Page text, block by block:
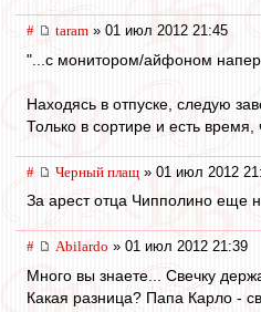
# taram » 01 июл 2012 21:45
"...с монитором/айфоном
Находясь в отпуске, следую
Только в сортире и есть
# Черный плащ » 01 июл 2012
За арест отца Чипполино еще
# Abilardo » 01 июл 2012 21:39
Много вы знаете... Свечку
Какая разница? Папа Карло -